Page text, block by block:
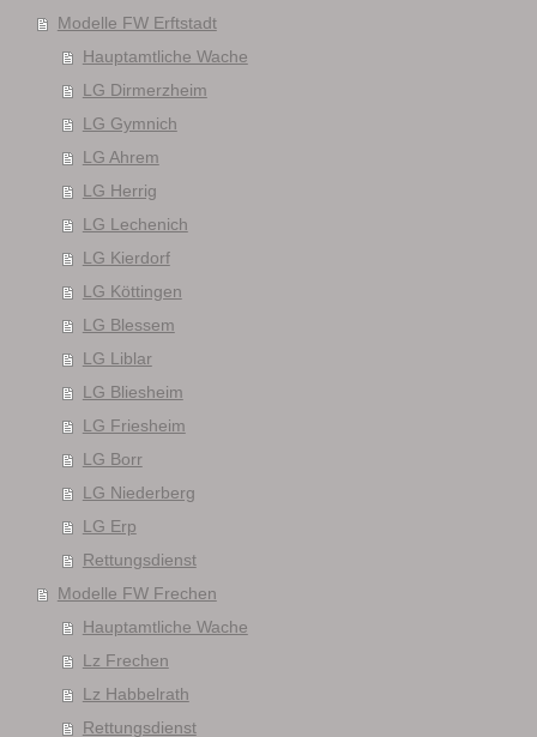
Modelle FW Erftstadt
Hauptamtliche Wache
LG Dirmerzheim
LG Gymnich
LG Ahrem
LG Herrig
LG Lechenich
LG Kierdorf
LG Köttingen
LG Blessem
LG Liblar
LG Bliesheim
LG Friesheim
LG Borr
LG Niederberg
LG Erp
Rettungsdienst
Modelle FW Frechen
Hauptamtliche Wache
Lz Frechen
Lz Habbelrath
Rettungsdienst